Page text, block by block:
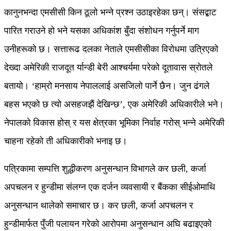
कानुनभन्दा एमसीसी किन ठूलो भन्ने प्रश्न उठाइरहेका छन्। संसद्बाट
पारित गराउने हो भने यसका अधिकांश बुँदा संशोधन गर्नुपर्ने माग
उनीहरूको छ। सत्तारूढ दलका नेताले एमसीसीका विरोधमा उत्रिएको
देख्दा अमेरिकी राजदूत र्यान्डी बेरी आश्चर्यमा परेको दूतावास स्रोतले
बतायो। ‘हाम्रो मनसाय नेपाललाई असजिलो पार्ने छैन। जुन ढंगले
बहस भएको छ त्यो असहजझैं देखिन्छ’, एक अमेरिकी अधिकारीले भने।
नेपालको विकास होस् र यस क्षेत्रका भूमिका निर्वाह गरोस् भन्ने अमेरिकी
चाहना रहेको ती अधिकारीको भनाइ छ।
पत्रिकामा सम्पत्ति शुद्धीकरण अनुसन्धान विभागले कर छली, कर्जा
अपचलन र हुन्डीमा संलग्न एक दर्जन व्यवसायी र बैंकका सीईओमाथि
अनुसन्धान थालेको समाचार छ। कर छली, कर्जा अपचलन र
हुन्डीमार्फत पुँजी पलायन गरेको आरोपमा अनुसन्धान अघि बढाइएको